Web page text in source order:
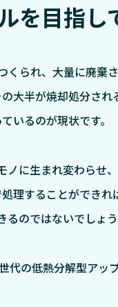
を目指し
られ、大量に廃棄さ
大半が焼却処分され
いるのが現状です。
に生まれ変わらせ、
理することができれ
のではないでしょう
の低熱分解型アッ